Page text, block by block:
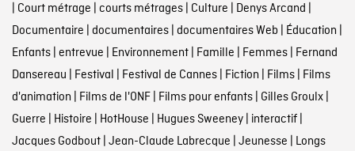
| Court métrage | courts métrages| Culture | Denys Arcand |
Documentaire | documentaires| documentaires Web | Éducation |
Enfants| entrevue | Environnement| Famille | Femmes| Fernand
Dansereau | Festival | Festival de Cannes| Fiction | Films| Films
d'animation | Films de l'ONF| Films pour enfants| Gilles Groulx|
Guerre | Histoire | HotHouse | Hugues Sweeney| interactif|
Jacques Godbout| Jean-Claude Labrecque | Jeunesse | Longs